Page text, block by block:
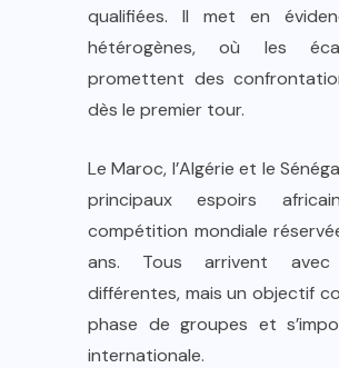
qualifiées. Il met en
hétérogènes, où les
promettent des
dès le premier tour.
Le Maroc, l’Algérie et le
principaux espoirs
compétition mondiale
ans. Tous arrivent
différentes, mais un objectif
phase de groupes et
internationale.